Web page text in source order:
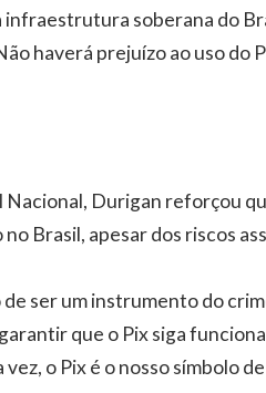
infraestrutura soberana do
haverá prejuízo ao uso do
Durigan reforçou
Brasil, apesar dos riscos
ser um instrumento do
que o Pix siga
o Pix é o nosso símbolo